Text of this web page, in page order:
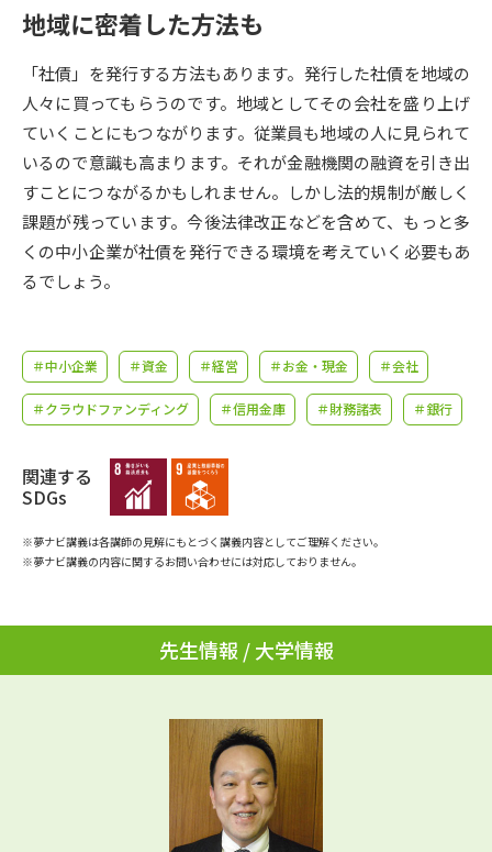
併願校選び
先輩が入学を決めた理由 テレメール全国一斉進学調査
新生活お役立ちガイド
学問発見 学問検索
学問のミニ講義「夢ナビ講義」 学問分野解説
学問の教科書 夢ナビライブ
ユーザーサポート
Ｑ＆Ａ よくあるご質問 大学進学IDについて
お支払いサイト
テレメール進学カタログ
訂正のご案内
地域に密着した方法も
「社債」を発行する方法もあります。発行した社債を地域の
人々に買ってもらうのです。地域としてその会社を盛り上げ
ていくことにもつながります。従業員も地域の人に見られて
いるので意識も高まります。それが金融機関の融資を引き出
すことにつながるかもしれません。しかし法的規制が厳しく
課題が残っています。今後法律改正などを含めて、もっと多
くの中小企業が社債を発行できる環境を考えていく必要もあ
るでしょう。
＃中小企業 ＃資金 ＃経営 ＃お金・現金 ＃会社
＃クラウドファンディング ＃信用金庫 ＃財務諸表 ＃銀行
関連する
SDGs
※夢ナビ講義は各講師の見解にもとづく講義内容としてご理解ください。
※夢ナビ講義の内容に関するお問い合わせには対応しておりません。
先生情報 / 大学情報